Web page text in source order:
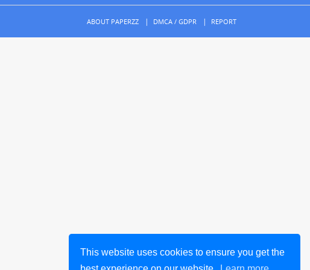
This website uses cookies to ensure you get the
ABOUT PAPERZZ DMCA / GDPR REPORT